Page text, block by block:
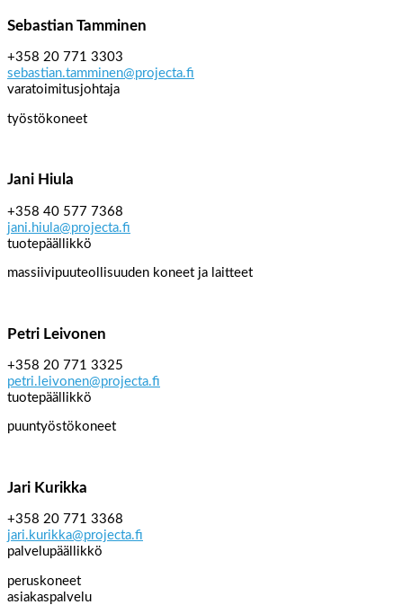
Sebastian Tamminen
+358 20 771 3303
sebastian.tamminen@projecta.fi
varatoimitusjohtaja
työstökoneet
Jani Hiula
+358 40 577 7368
jani.hiula@projecta.fi
tuotepäällikkö
massiivipuuteollisuuden koneet ja laitteet
Petri Leivonen
+358 20 771 3325
petri.leivonen@projecta.fi
tuotepäällikkö
puuntyöstökoneet
Jari Kurikka
+358 20 771 3368
jari.kurikka@projecta.fi
palvelupäällikkö
peruskoneet
asiakaspalvelu